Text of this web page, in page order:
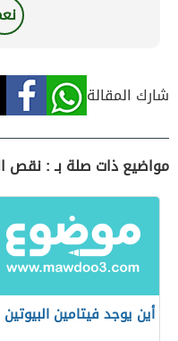
شارك المقالة
مواضيع ذات صلة بـ : نقص
أين يوجد فيتامين البيوتين